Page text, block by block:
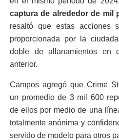
captura de alrededor de mil
resaltó que estas acciones
proporcionada por la
doble de allanamientos en
anterior.
Campos agregó que Crime
un promedio de 3 mil 600
de ellos por medio de una
totalmente anónima y
servido de modelo para otros